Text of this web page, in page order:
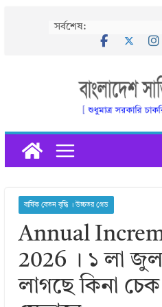
সর্বশেষ:
বার্ষিক বেতন বৃদ্ধি । উচ্চতর গ্রেড
Annual
2026 । ১ লা
লাগছে কিনা